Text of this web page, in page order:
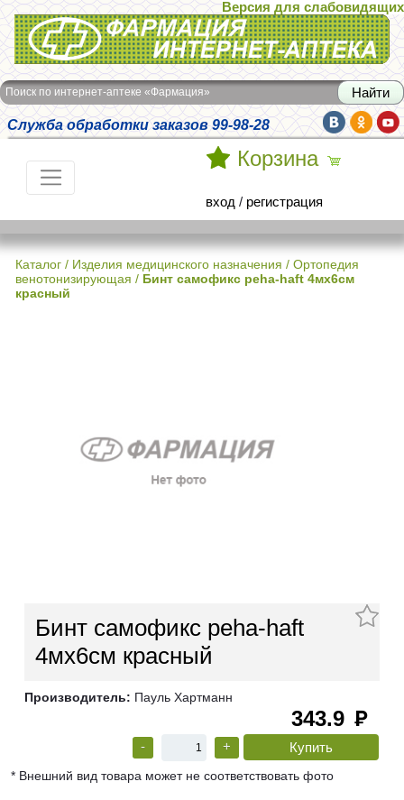
Интернет-аптека Фармация
Версия для слабовидящих
Поиск по интернет-аптеке «Фармация»
Служба обработки заказов 99-98-28
Корзина
вход / регистрация
Каталог / Изделия медицинского назначения / Ортопедия
венотонизирующая / Бинт самофикс peha-haft 4мх6см
красный
Бинт самофикс peha-haft
4мх6см красный
Производитель: Пауль Хартманн
343.9 руб
- +
* Внешний вид товара может не соответствовать фото